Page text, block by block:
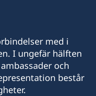
med i
I ungefär hälften
och
består